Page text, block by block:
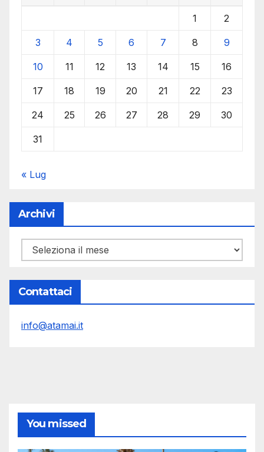
1 2
3 4 5 6 7 8 9
10 11 12 13 14 15 16
17 18 19 20 21 22 23
24 25 26 27 28 29 30
31
« Lug
Archivi
Archivi
Contattaci
info@atamai.it
You missed